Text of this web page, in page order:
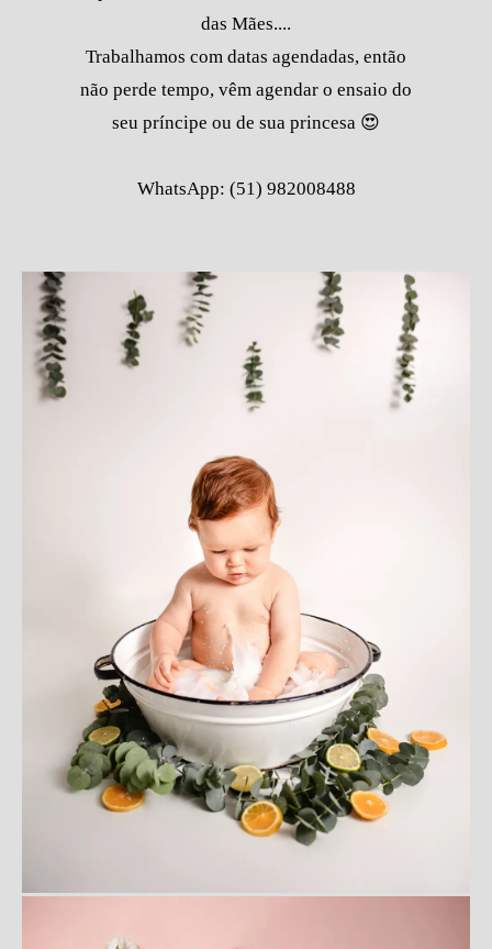
das Mães....
Trabalhamos com datas agendadas, então
não perde tempo, vêm agendar o ensaio do
seu príncipe ou de sua princesa 😍
WhatsApp: (51) 982008488